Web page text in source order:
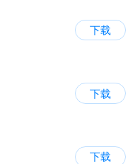
下载
下载
下载